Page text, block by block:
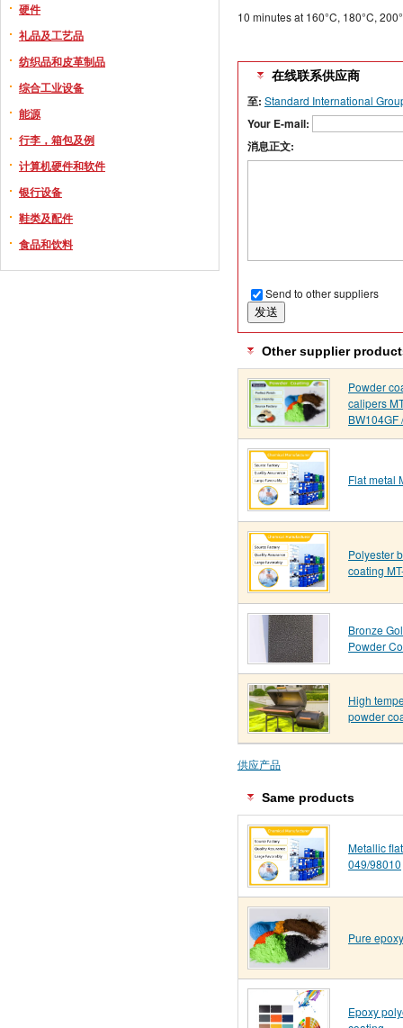
硬件
礼品及工艺品
纺织品和皮革制品
综合工业设备
能源
行李，箱包及例
计算机硬件和软件
银行设备
鞋类及配件
食品和饮料
10 minutes at 160°C, 180°C,
在线联系供应商
至: Standard International
Your E-mail:
消息正文:
Send to other suppliers
Other supplier
Powder
calipers
BW104GF
Flat metal
Polyester
coating
Bronze
Powder
High
powder
供应产品
Same products
Metallic
049/98010
Pure
Epoxy